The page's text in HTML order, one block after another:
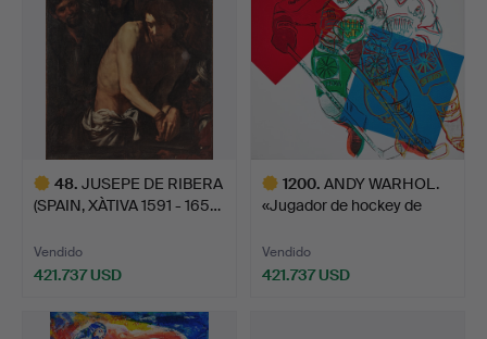
48. JUSEPE DE RIBERA
(SPAIN, XÀTIVA 1591 - 165…
Vendido
421.737 USD
seleccionado
1200. ANDY WARHOL.
«Jugador de hockey de
Vendido
421.737 USD